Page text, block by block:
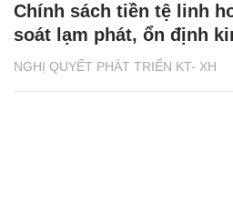
NGHỊ QUYẾT PHÁT TRIỂN KT- XH
Chính sách tiền tệ linh
soát lạm phát, ổn định